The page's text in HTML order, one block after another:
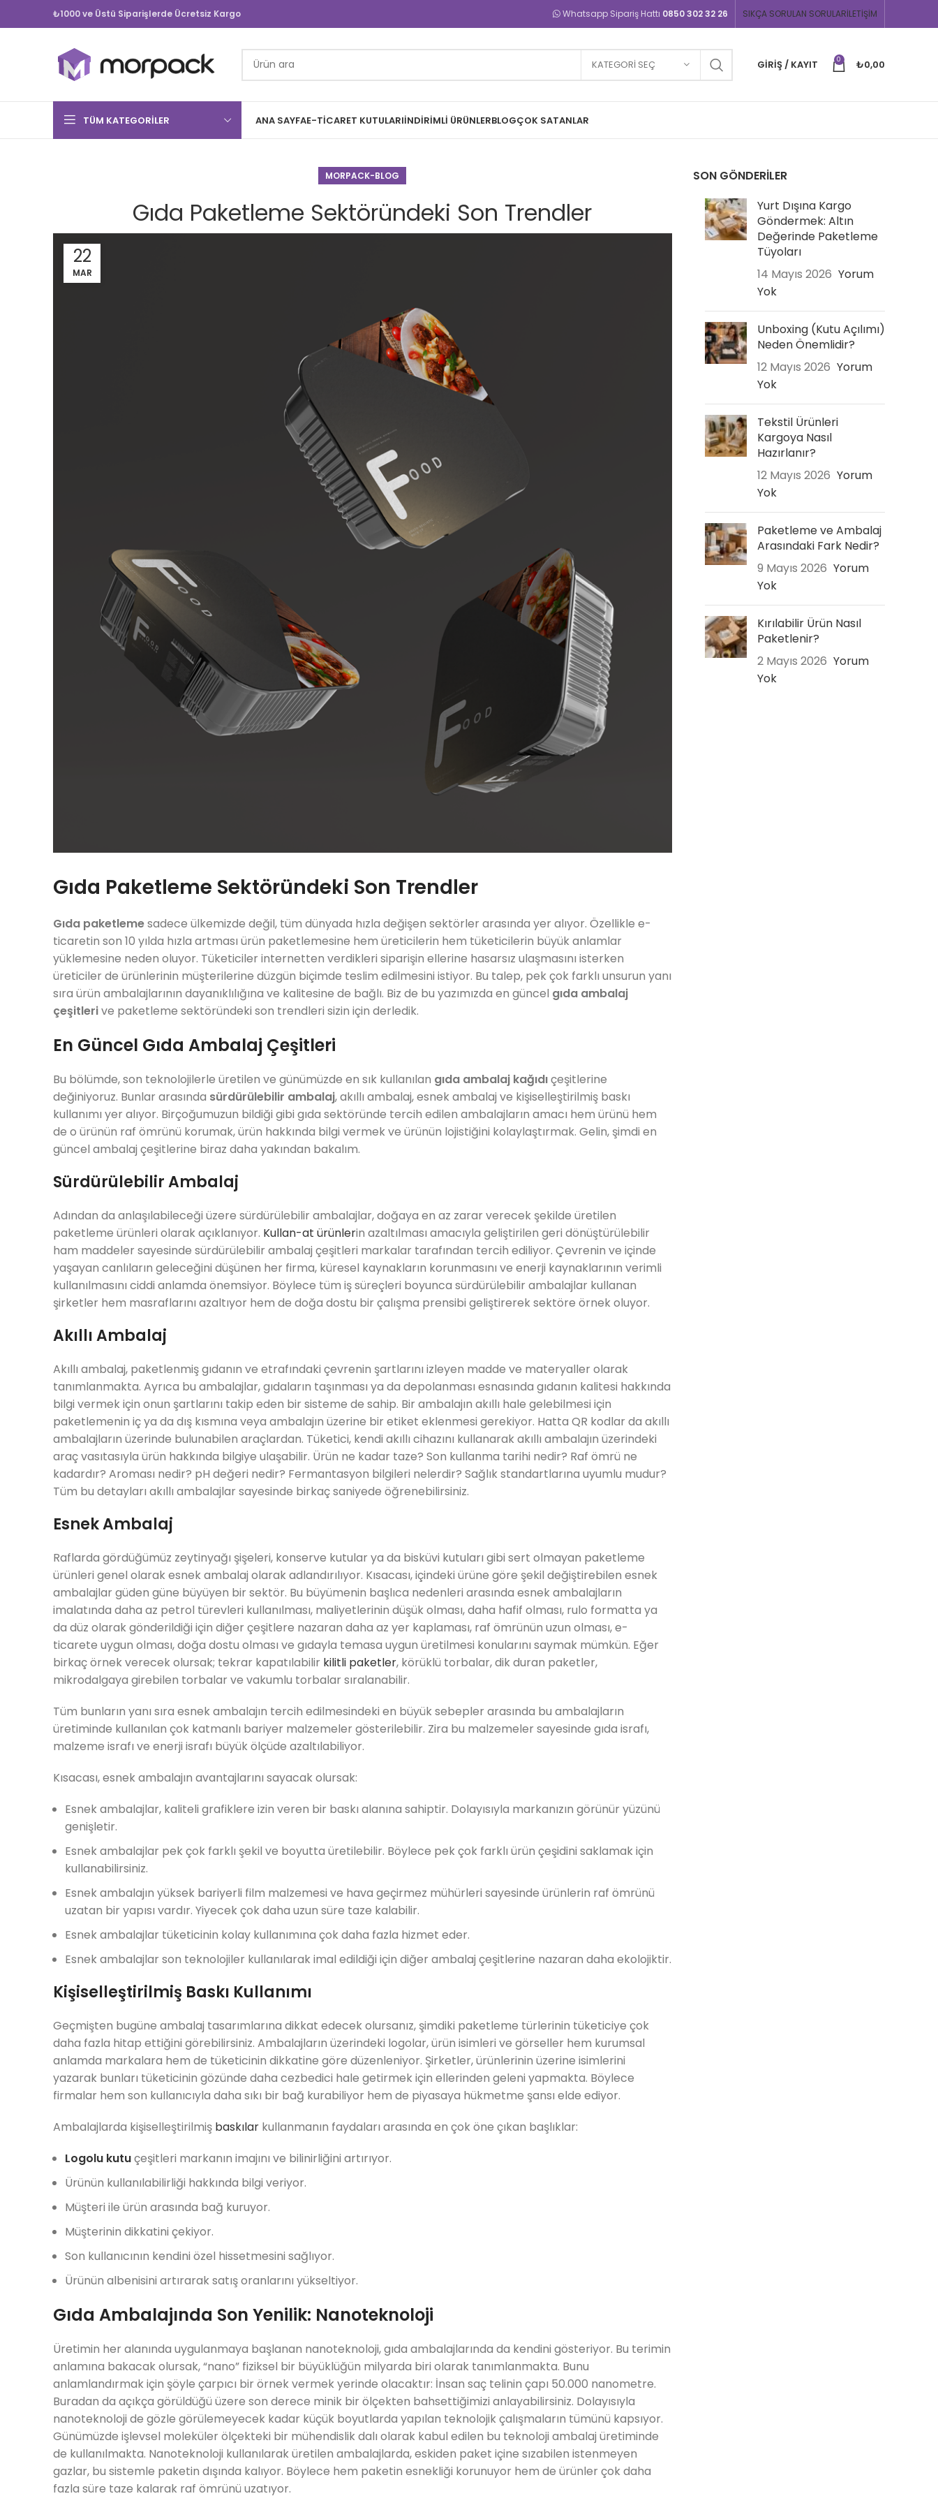
₺1000 ve Üstü Siparişlerde Ücretsiz Kargo Whatsapp Sipariş Hattı 0850 302 32 26 SIKÇA SORULAN SORULARİLETIŞIM
KATEGORI SEÇ GIRIŞ / KAYIT 0 ₺0,00
TÜM KATEGORILER ANA SAYFAE-TICARET KUTULARIİNDIRIMLI ÜRÜNLERBLOGÇOK SATANLAR
MORPACK-BLOG
Gıda Paketleme Sektöründeki Son Trendler
22
MAR
Gıda Paketleme Sektöründeki Son Trendler
Gıda paketlemesadece ülkemizde değil, tüm dünyada hızla değişen sektörler arasında yer alıyor. Özellikle e-
ticaretin son 10 yılda hızla artması ürün paketlemesine hem üreticilerin hem tüketicilerin büyük anlamlar
yüklemesine neden oluyor. Tüketiciler internetten verdikleri siparişin ellerine hasarsız ulaşmasını isterken
üreticiler de ürünlerinin müşterilerine düzgün biçimde teslim edilmesini istiyor. Bu talep, pek çok farklı unsurun yanı
sıra ürün ambalajlarının dayanıklılığına ve kalitesine de bağlı. Biz de bu yazımızda en güncel gıda ambalaj
çeşitlerive paketleme sektöründeki son trendleri sizin için derledik.
En Güncel Gıda Ambalaj Çeşitleri
Bu bölümde, son teknolojilerle üretilen ve günümüzde en sık kullanılan gıda ambalaj kağıdıçeşitlerine
değiniyoruz. Bunlar arasında sürdürülebilir ambalaj, akıllı ambalaj, esnek ambalaj ve kişiselleştirilmiş baskı
kullanımı yer alıyor. Birçoğumuzun bildiği gibi gıda sektöründe tercih edilen ambalajların amacı hem ürünü hem
de o ürünün raf ömrünü korumak, ürün hakkında bilgi vermek ve ürünün lojistiğini kolaylaştırmak. Gelin, şimdi en
güncel ambalaj çeşitlerine biraz daha yakından bakalım.
Sürdürülebilir Ambalaj
Adından da anlaşılabileceği üzere sürdürülebilir ambalajlar, doğaya en az zarar verecek şekilde üretilen
paketleme ürünleri olarak açıklanıyor. Kullan-at ürünlerin azaltılması amacıyla geliştirilen geri dönüştürülebilir
ham maddeler sayesinde sürdürülebilir ambalaj çeşitleri markalar tarafından tercih ediliyor. Çevrenin ve içinde
yaşayan canlıların geleceğini düşünen her firma, küresel kaynakların korunmasını ve enerji kaynaklarının verimli
kullanılmasını ciddi anlamda önemsiyor. Böylece tüm iş süreçleri boyunca sürdürülebilir ambalajlar kullanan
şirketler hem masraflarını azaltıyor hem de doğa dostu bir çalışma prensibi geliştirerek sektöre örnek oluyor.
Akıllı Ambalaj
Akıllı ambalaj, paketlenmiş gıdanın ve etrafındaki çevrenin şartlarını izleyen madde ve materyaller olarak
tanımlanmakta. Ayrıca bu ambalajlar, gıdaların taşınması ya da depolanması esnasında gıdanın kalitesi hakkında
bilgi vermek için onun şartlarını takip eden bir sisteme de sahip. Bir ambalajın akıllı hale gelebilmesi için
paketlemenin iç ya da dış kısmına veya ambalajın üzerine bir etiket eklenmesi gerekiyor. Hatta QR kodlar da akıllı
ambalajların üzerinde bulunabilen araçlardan. Tüketici, kendi akıllı cihazını kullanarak akıllı ambalajın üzerindeki
araç vasıtasıyla ürün hakkında bilgiye ulaşabilir. Ürün ne kadar taze? Son kullanma tarihi nedir? Raf ömrü ne
kadardır? Aroması nedir? pH değeri nedir? Fermantasyon bilgileri nelerdir? Sağlık standartlarına uyumlu mudur?
Tüm bu detayları akıllı ambalajlar sayesinde birkaç saniyede öğrenebilirsiniz.
Esnek Ambalaj
Raflarda gördüğümüz zeytinyağı şişeleri, konserve kutular ya da bisküvi kutuları gibi sert olmayan paketleme
ürünleri genel olarak esnek ambalaj olarak adlandırılıyor. Kısacası, içindeki ürüne göre şekil değiştirebilen esnek
ambalajlar güden güne büyüyen bir sektör. Bu büyümenin başlıca nedenleri arasında esnek ambalajların
imalatında daha az petrol türevleri kullanılması, maliyetlerinin düşük olması, daha hafif olması, rulo formatta ya
da düz olarak gönderildiği için diğer çeşitlere nazaran daha az yer kaplaması, raf ömrünün uzun olması, e-
ticarete uygun olması, doğa dostu olması ve gıdayla temasa uygun üretilmesi konularını saymak mümkün. Eğer
birkaç örnek verecek olursak; tekrar kapatılabilir kilitli paketler, körüklü torbalar, dik duran paketler,
mikrodalgaya girebilen torbalar ve vakumlu torbalar sıralanabilir.
Tüm bunların yanı sıra esnek ambalajın tercih edilmesindeki en büyük sebepler arasında bu ambalajların
üretiminde kullanılan çok katmanlı bariyer malzemeler gösterilebilir. Zira bu malzemeler sayesinde gıda israfı,
malzeme israfı ve enerji israfı büyük ölçüde azaltılabiliyor.
Kısacası, esnek ambalajın avantajlarını sayacak olursak:
Esnek ambalajlar, kaliteli grafiklere izin veren bir baskı alanına sahiptir. Dolayısıyla markanızın görünür yüzünü
genişletir.
Esnek ambalajlar pek çok farklı şekil ve boyutta üretilebilir. Böylece pek çok farklı ürün çeşidini saklamak için
kullanabilirsiniz.
Esnek ambalajın yüksek bariyerli film malzemesi ve hava geçirmez mühürleri sayesinde ürünlerin raf ömrünü
uzatan bir yapısı vardır. Yiyecek çok daha uzun süre taze kalabilir.
Esnek ambalajlar tüketicinin kolay kullanımına çok daha fazla hizmet eder.
Esnek ambalajlar son teknolojiler kullanılarak imal edildiği için diğer ambalaj çeşitlerine nazaran daha ekolojiktir.
Kişiselleştirilmiş Baskı Kullanımı
Geçmişten bugüne ambalaj tasarımlarına dikkat edecek olursanız, şimdiki paketleme türlerinin tüketiciye çok
daha fazla hitap ettiğini görebilirsiniz. Ambalajların üzerindeki logolar, ürün isimleri ve görseller hem kurumsal
anlamda markalara hem de tüketicinin dikkatine göre düzenleniyor. Şirketler, ürünlerinin üzerine isimlerini
yazarak bunları tüketicinin gözünde daha cezbedici hale getirmek için ellerinden geleni yapmakta. Böylece
firmalar hem son kullanıcıyla daha sıkı bir bağ kurabiliyor hem de piyasaya hükmetme şansı elde ediyor.
Ambalajlarda kişiselleştirilmiş baskılar kullanmanın faydaları arasında en çok öne çıkan başlıklar:
Logolu kutuçeşitleri markanın imajını ve bilinirliğini artırıyor.
Ürünün kullanılabilirliği hakkında bilgi veriyor.
Müşteri ile ürün arasında bağ kuruyor.
Müşterinin dikkatini çekiyor.
Son kullanıcının kendini özel hissetmesini sağlıyor.
Ürünün albenisini artırarak satış oranlarını yükseltiyor.
Gıda Ambalajında Son Yenilik: Nanoteknoloji
Üretimin her alanında uygulanmaya başlanan nanoteknoloji, gıda ambalajlarında da kendini gösteriyor. Bu terimin
anlamına bakacak olursak, “nano” fiziksel bir büyüklüğün milyarda biri olarak tanımlanmakta. Bunu
anlamlandırmak için şöyle çarpıcı bir örnek vermek yerinde olacaktır: İnsan saç telinin çapı 50.000 nanometre.
Buradan da açıkça görüldüğü üzere son derece minik bir ölçekten bahsettiğimizi anlayabilirsiniz. Dolayısıyla
nanoteknoloji de gözle görülemeyecek kadar küçük boyutlarda yapılan teknolojik çalışmaların tümünü kapsıyor.
Günümüzde işlevsel moleküler ölçekteki bir mühendislik dalı olarak kabul edilen bu teknoloji ambalaj üretiminde
de kullanılmakta. Nanoteknoloji kullanılarak üretilen ambalajlarda, eskiden paket içine sızabilen istenmeyen
gazlar, bu sistemle paketin dışında kalıyor. Böylece hem paketin esnekliği korunuyor hem de ürünler çok daha
fazla süre taze kalarak raf ömrünü uzatıyor.
SON GÖNDERILER
Yurt Dışına Kargo
Göndermek: Altın
Değerinde Paketleme
Tüyoları
14 Mayıs 2026 Yorum
Yok
Unboxing (Kutu Açılımı)
Neden Önemlidir?
12 Mayıs 2026 Yorum
Yok
Tekstil Ürünleri
Kargoya Nasıl
Hazırlanır?
12 Mayıs 2026 Yorum
Yok
Paketleme ve Ambalaj
Arasındaki Fark Nedir?
9 Mayıs 2026 Yorum
Yok
Kırılabilir Ürün Nasıl
Paketlenir?
2 Mayıs 2026 Yorum
Yok